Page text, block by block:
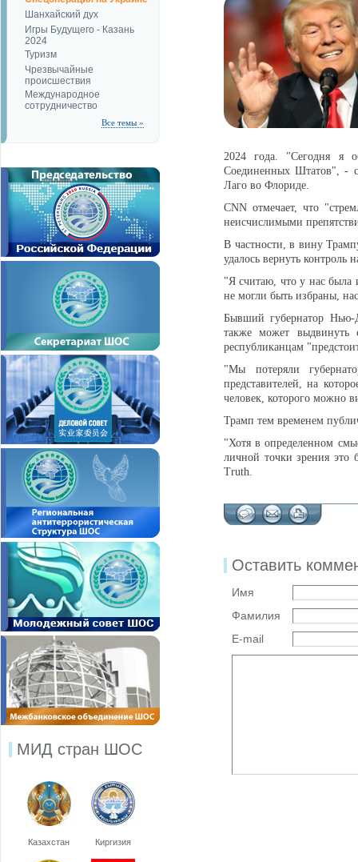
Шанхайский дух
Игры Будущего - Казань
2024
Туризм
Чрезвычайные
происшествия
Международное
сотрудничество
Все темы »
МИД стран ШОС
Казахстан Киргизия
2024 года. "Сегодня я
Соединенных Штатов", -
Лаго во Флориде.
CNN отмечает, что
неисчислимыми
В частности, в вину
удалось вернуть контроль
"Я считаю, что у нас была
не могли быть избраны,
Бывший губернатор
также может выдвинуть
республиканцам
"Мы потеряли
представителей, на
человек, которого можно
Трамп тем временем
"Хотя в определенном
личной точки зрения это
Truth.
Оставить
Имя
Фамилия
E-mail